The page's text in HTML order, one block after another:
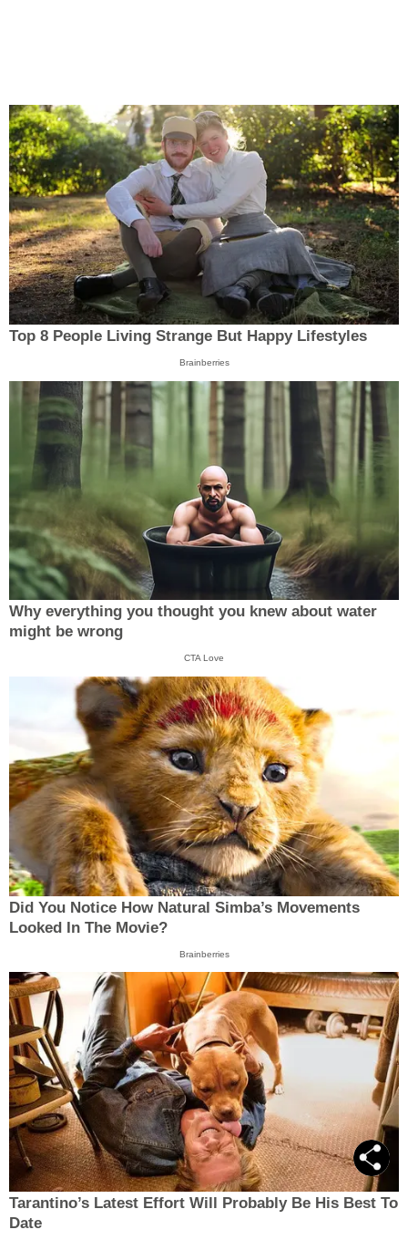
Top 8 People Living Strange But Happy Lifestyles
Brainberries
Why everything you thought you knew about water
might be wrong
CTA Love
Did You Notice How Natural Simba’s Movements
Looked In The Movie?
Brainberries
Tarantino’s Latest Effort Will Probably Be His Best To
Date